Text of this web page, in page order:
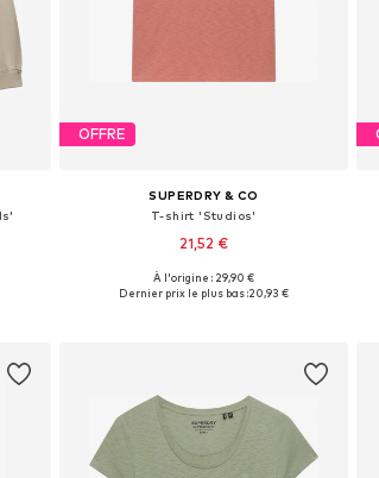
OFFRE
SUPERDRY & CO
T-shirt 'Studios'
21,52 €
+12
Tailles disponibles: XS, S, M, L
À l'origine : 29,90 €
Dernier prix le plus bas :20,93 €